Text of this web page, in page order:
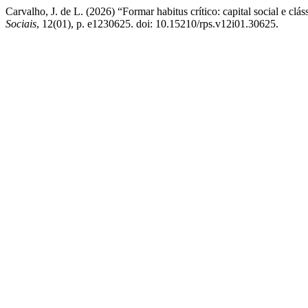
Carvalho, J. de L. (2026) “Formar habitus crítico: capital social e
Sociais, 12(01), p. e1230625. doi: 10.15210/rps.v12i01.30625.